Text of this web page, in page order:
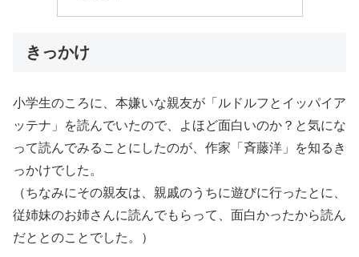
きっかけ
小学生のころに、本嫌いな親友が「ルドルフとイッパイア
ッテナ」を読んでいたので、よほど面白いのか？と気にな
って読んでみることにしたのが、作家「斉藤洋」を知るき
っかけでした。
（ちなみにその親友は、親戚のうちに遊びに行ったとに、
従姉妹のお姉さんに読んでもらって、面白かったから読ん
だととのことでした。）